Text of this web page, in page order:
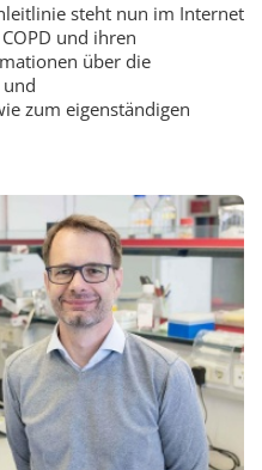
steht nun im Internet
und ihren
über die
zum eigenständigen